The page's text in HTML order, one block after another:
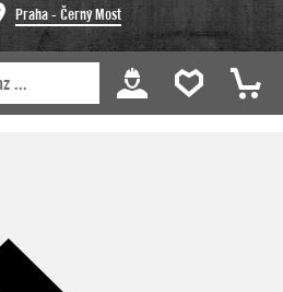
Praha - Černý Most